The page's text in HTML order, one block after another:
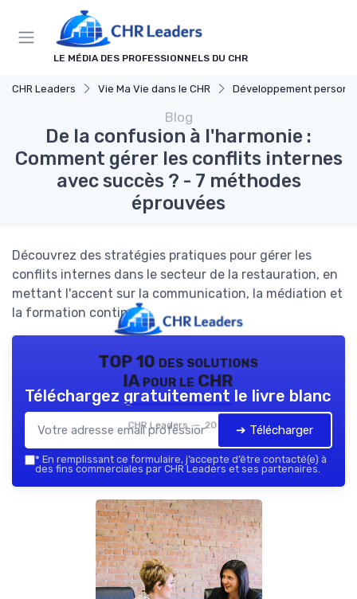
LE MÉDIA DES PROFESSIONNELS DU CHR
CHR Leaders Vie Ma Vie dans le CHR Développement
Blog
De la confusion à l'harmonie :
Comment gérer les conflits internes
avec succès ? - 7 méthodes
éprouvées
Découvrez des stratégies pratiques pour gérer les
conflits internes dans le secteur de la restauration, en
mettant l'accent sur la communication, la médiation et
la formation continue.
TOP 10 des solutions
IA pour le CHR
CHR Leaders — 2026
Téléchargez gratuitement le livre blanc
➔ Télécharger
* En remplissant ce formulaire, j’accepte d’être contacté(e) à
des fins commerciales par CHR Leaders et ses partenaires.
Panneau de gestion des cookies